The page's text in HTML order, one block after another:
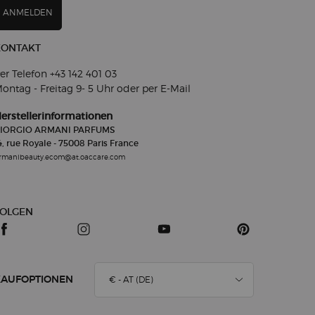
ANMELDEN
Telefon +43 142 401 03​
- Freitag 9- 5 Uhr oder per E-Mail
ARMANI PARFUMS
rue Royale - 75008 Paris France
€ - AT (DE)